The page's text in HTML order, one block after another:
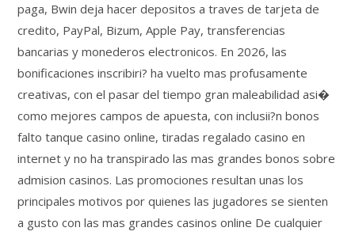
paga, Bwin deja hacer depositos a traves de tarjeta de
credito, PayPal, Bizum, Apple Pay, transferencias
bancarias y monederos electronicos. En 2026, las
bonificaciones inscribiri? ha vuelto mas profusamente
creativas, con el pasar del tiempo gran maleabilidad asi�
como mejores campos de apuesta, con inclusii?n bonos
falto tanque casino online, tiradas regalado casino en
internet y no ha transpirado las mas grandes bonos sobre
admision casinos. Las promociones resultan unas los
principales motivos por quienes las jugadores se sienten
a gusto con las mas grandes casinos online De cualquier